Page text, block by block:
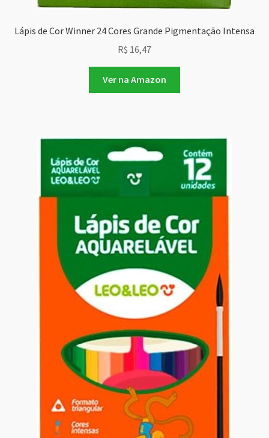
Lápis de Cor Winner 24 Cores Grande Pigmentação Intensa
R$ 16,47
Ver na Amazon